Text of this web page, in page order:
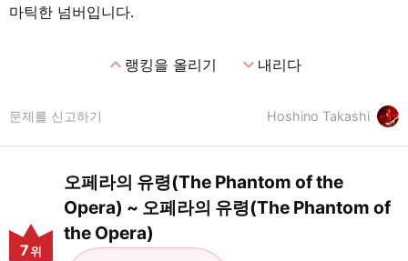
마틱한 넘버입니다.
expand_less랭킹을 올리기 expand_more내리다
Hoshino Takashi
문제를 신고하기
오페라의 유령(The Phantom of the
Opera) ~ 오페라의 유령(The Phantom of
the Opera)
7위